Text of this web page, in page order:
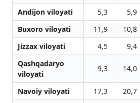
Andijon viloyati 5,3 5,9
Buxoro viloyati
11,9 10,8
Jizzax viloyati
4,5 9,4
Qashqadaryo
viloyati
9,3 14,0
Navoiy viloyati 17,3 20,7